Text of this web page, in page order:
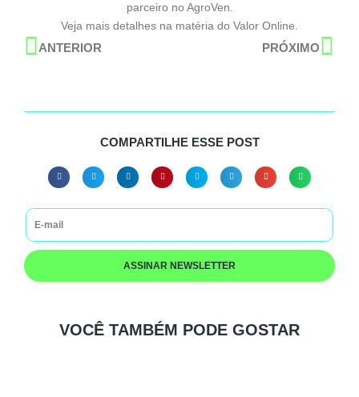
parceiro no AgroVen.
Veja mais detalhes na matéria do Valor Online.
ANTERIOR PRÓXIMO
COMPARTILHE ESSE POST
ASSINAR NEWSLETTER
VOCÊ TAMBÉM PODE GOSTAR